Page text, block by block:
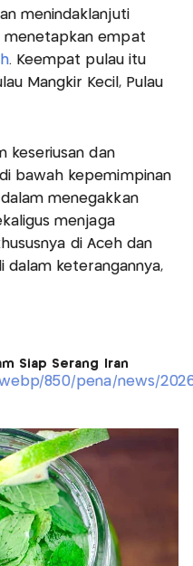
menindaklanjuti
menetapkan empat
. Keempat pulau itu
Mangkir Kecil, Pulau
keseriusan dan
bawah kepemimpinan
menegakkan
menjaga
di Aceh dan
dalam keterangannya,
Siap Serang Iran